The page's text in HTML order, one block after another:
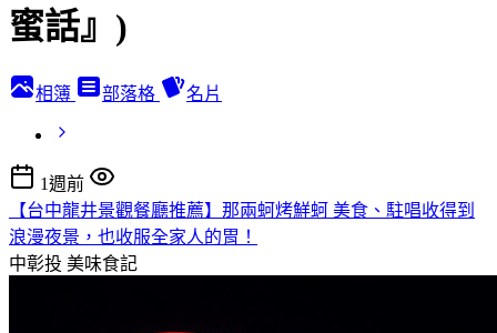
蜜話』)
相簿 部落格 名片
1週前
【台中龍井景觀餐廳推薦】那兩蚵烤鮮蚵 美食、駐唱收得到
浪漫夜景，也收服全家人的胃！
中彰投 美味食記